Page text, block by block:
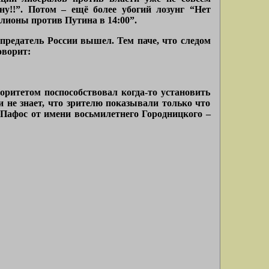
Потом – ещё более убогий лозунг “Нет
против Путина в 14:00”.
России вышел. Тем паче, что следом
поспособствовал когда-то установить
знает, что зрителю показывали только что
от имени восьмилетнего Городницкого –